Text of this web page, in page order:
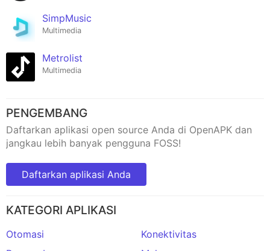
SimpMusic
Multimedia
Metrolist
Multimedia
PENGEMBANG
Daftarkan aplikasi open source Anda di OpenAPK dan
jangkau lebih banyak pengguna FOSS!
Daftarkan aplikasi Anda
KATEGORI APLIKASI
Otomasi
Konektivitas